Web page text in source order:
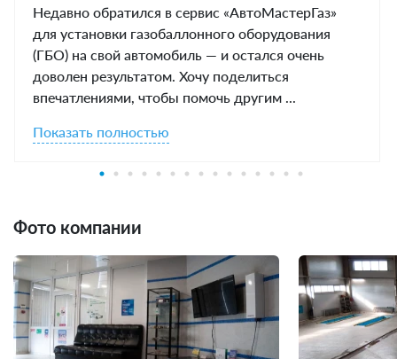
Недавно обратился в сервис «АвтоМастерГаз»
для установки газобаллонного оборудования
(ГБО) на свой автомобиль — и остался очень
доволен результатом. Хочу поделиться
впечатлениями, чтобы помочь другим ...
Показать полностью
Фото компании